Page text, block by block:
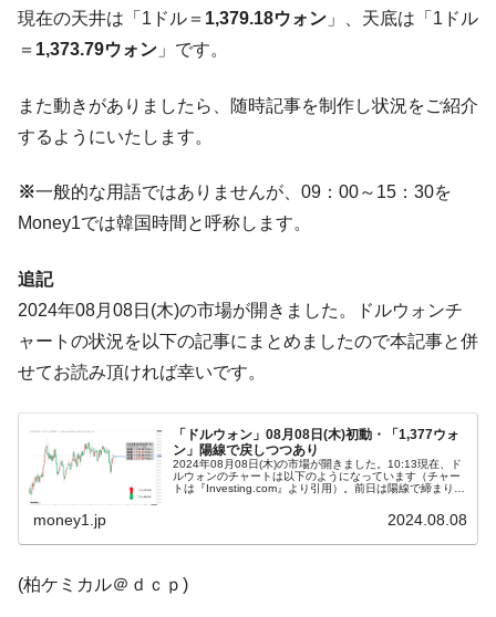
は韓国で『BYD』車は売れている。6カ月で対前年同期比
1.9倍！
く空港に詰めかけ「出て行け！」「極右勢力」のプラカー
ドを掲げる「在韓反米勢力」
ータセンター整備」⇒ だから無理だってば。
『Money1』
JPモルガン「韓国レバレッジETFの清算は
『Money1』
発。
『Money1』
韓国政府「ニセＫ-ブランドを通報しようキ
ャンペーン」⇒ あの名物教授も登場！
ぎ」では。
『Money1』
韓国鉄鋼最大手『POSCO』ズブズブ沈む。
営業利益80.2％も減少
『Money1』
米国下院「韓国の公務員個人をターゲット
する差別。許してはおかぬ
現在の天井は「1ドル＝ 1,379.18ウォン 」、天底は「1ドル
＝ 1,373.79ウォン 」です。
また動きがありましたら、随時記事を制作し状況をご紹介
するようにいたします。
※一般的な用語ではありませんが、09：00～15：30を
Money1では韓国時間と呼称します。
追記
2024年08月08日(木)の市場が開きました。ドルウォンチ
ャートの状況を以下の記事にまとめましたので本記事と併
せてお読み頂ければ幸いです。
「ドルウォン」08月08日(木)初動・「1,377ウォ
ン」陽線で戻しつつあり
2024年08月08日(木)の市場が開きました。10:13現在、ド
ルウォンのチャートは以下のようになっています（チャー
トは『Investing.com』より引用）。前日は陽線で締まり、
money1.jp 2024.08.08
(柏ケミカル＠ｄｃｐ)